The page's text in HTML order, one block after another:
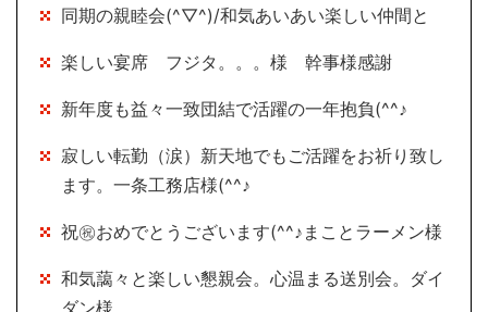
同期の親睦会(^▽^)/和気あいあい楽しい仲間と
楽しい宴席 フジタ。。。様 幹事様感謝
新年度も益々一致団結で活躍の一年抱負(^^♪
寂しい転勤（涙）新天地でもご活躍をお祈り致し
ます。一条工務店様(^^♪
祝㊗おめでとうございます(^^♪まことラーメン様
和気藹々と楽しい懇親会。心温まる送別会。ダイ
ダン様